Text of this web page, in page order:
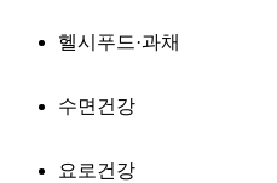
헬시푸드·과채
수면건강
요로건강